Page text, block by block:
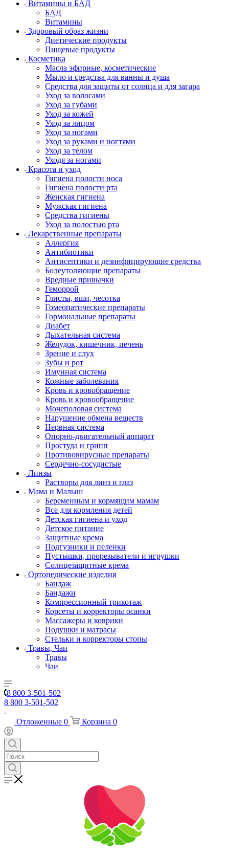
Витамины и БАД
БАД
Витамины
Здоровый образ жизни
Диетические продукты
Пищевые продукты
Косметика
Масла эфирные, косметические
Мыло и средства для ванны и душа
Средства для защиты от солнца и для загара
Уход за волосами
Уход за губами
Уход за кожей
Уход за лицом
Уход за ногами
Уход за руками и ногтями
Уход за телом
Уходя за ногами
Красота и уход
Гигиена полости носа
Гигиена полости рта
Женская гигиена
Мужская гигиена
Средства гигиены
Уход за полостью рта
Лекарственные препараты
Аллергия
Антибиотики
Антисептики и дезинфицирующие средства
Болеутоляющие препараты
Вредные привычки
Геморрой
Глисты, вши, чесотка
Гомеопатические препараты
Гормональные препараты
Диабет
Дыхательная система
Желудок, кишечник, печень
Зрение и слух
Зубы и рот
Имунная система
Кожные заболевания
Кровь и кровобращение
Кровь и кровообращение
Мочеполовая система
Нарушение обмена веществ
Нервная система
Опорно-двигательный аппарат
Простуда и грипп
Противовирусные препараты
Сердечно-сосудистые
Линзы
Растворы для линз и глаз
Мама и Малыш
Беременным и кормящим мамам
Все для кормления детей
Детская гигиена и уход
Детское питание
Защитные крема
Подгузники и пеленки
Пустышки, прорезыватели и игрушки
Солнцезащитные крема
Ортопедические изделия
Бандаж
Бандажи
Компрессионный трикотаж
Корсеты и корректоры осанки
Массажеры и коврики
Подушки и матрасы
Стельки и корректоры стопы
Травы, Чаи
Травы
Чаи
8 800 3-501-502
8 800 3-501-502
Отложенные 0 Корзина 0